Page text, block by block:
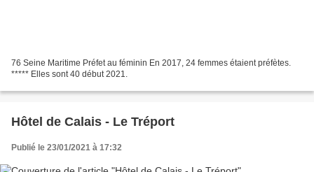
76 Seine Maritime Préfet au féminin En 2017, 24 femmes étaient préfètes.
***** Elles sont 40 début 2021.
Hôtel de Calais - Le Tréport
Publié le 23/01/2021 à 17:32